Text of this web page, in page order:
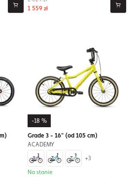
1 559 zł
-18 %
Grade 3 - 16" (od 105 cm)
ACADEMY
+3
Na stanie